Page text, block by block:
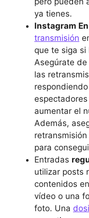
ya tienes.
Instagram
transmisión
que te siga
Asegúrate
las
aumentar el
Además,
para
Entradas
utilizar posts
contenidos
vídeo o una
foto. Una